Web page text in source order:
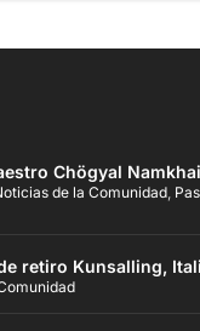
Chögyal
de la Comunidad,
retiro Kunsalling,